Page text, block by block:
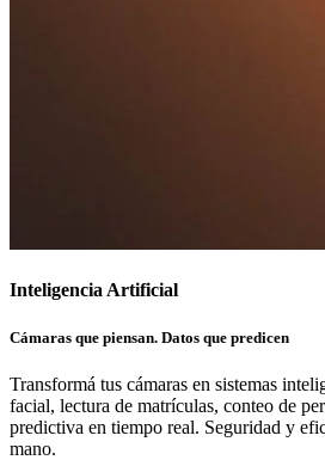
Inteligencia Artificial
Cámaras que piensan. Datos que predicen
Transformá tus cámaras en sistemas
facial, lectura de matrículas, conteo de
predictiva en tiempo real. Seguridad y
mano.